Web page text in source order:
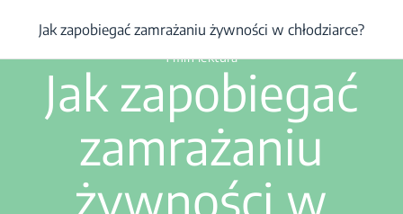
Chłodziarko-zamrażarka Rozwiązywanie problemów
1 min lektura
Jak zapobiegać
zamrażaniu
żywności w
Jak zapobiegać zamrażaniu żywności w chłodziarce?